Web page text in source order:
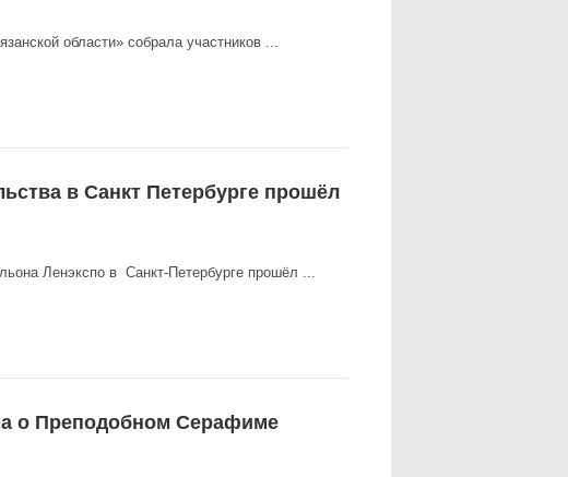
области» собрала участников ...
в Санкт Петербурге прошёл
Ленэкспо в Санкт‑Петербурге прошёл ...
о Преподобном Серафиме